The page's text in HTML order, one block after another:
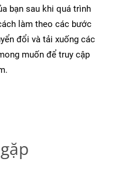
bạn sau khi quá trình
làm theo các bước
đổi và tải xuống các
muốn để truy cập